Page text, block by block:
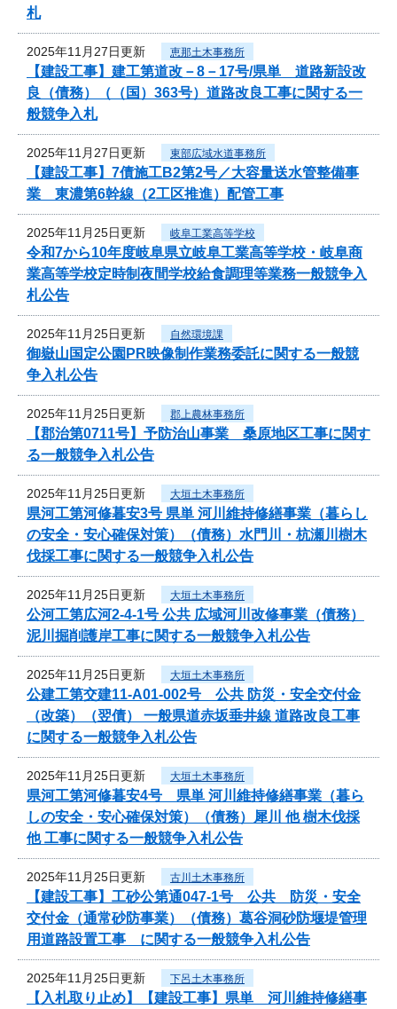
札
2025年11月27日更新 恵那土木事務所
【建設工事】建工第道改－8－17号/県単 道路新設改
良（債務）（（国）363号）道路改良工事に関する一
般競争入札
2025年11月27日更新 東部広域水道事務所
【建設工事】7債施工B2第2号／大容量送水管整備事
業 東濃第6幹線（2工区推進）配管工事
2025年11月25日更新 岐阜工業高等学校
令和7から10年度岐阜県立岐阜工業高等学校・岐阜商
業高等学校定時制夜間学校給食調理等業務一般競争入
札公告
2025年11月25日更新 自然環境課
御嶽山国定公園PR映像制作業務委託に関する一般競
争入札公告
2025年11月25日更新 郡上農林事務所
【郡治第0711号】予防治山事業 桑原地区工事に関す
る一般競争入札公告
2025年11月25日更新 大垣土木事務所
県河工第河修暮安3号 県単 河川維持修繕事業（暮らし
の安全・安心確保対策）（債務）水門川・杭瀬川樹木
伐採工事に関する一般競争入札公告
2025年11月25日更新 大垣土木事務所
公河工第広河2-4-1号 公共 広域河川改修事業（債務）
泥川掘削護岸工事に関する一般競争入札公告
2025年11月25日更新 大垣土木事務所
公建工第交建11-A01-002号 公共 防災・安全交付金
（改築）（翌債） 一般県道赤坂垂井線 道路改良工事
に関する一般競争入札公告
2025年11月25日更新 大垣土木事務所
県河工第河修暮安4号 県単 河川維持修繕事業（暮ら
しの安全・安心確保対策）（債務）犀川 他 樹木伐採
他 工事に関する一般競争入札公告
2025年11月25日更新 古川土木事務所
【建設工事】工砂公第通047-1号 公共 防災・安全
交付金（通常砂防事業）（債務）葛谷洞砂防堰堤管理
用道路設置工事 に関する一般競争入札公告
2025年11月25日更新 下呂土木事務所
【入札取り止め】【建設工事】県単 河川維持修繕事